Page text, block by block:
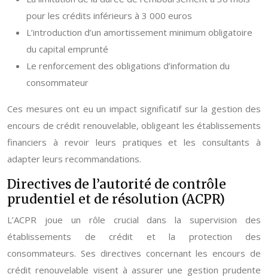
pour les crédits inférieurs à 3 000 euros
L’introduction d’un amortissement minimum obligatoire
du capital emprunté
Le renforcement des obligations d’information du
consommateur
Ces mesures ont eu un impact significatif sur la gestion des
encours de crédit renouvelable, obligeant les établissements
financiers à revoir leurs pratiques et les consultants à
adapter leurs recommandations.
Directives de l’autorité de contrôle
prudentiel et de résolution (ACPR)
L’ACPR joue un rôle crucial dans la supervision des
établissements de crédit et la protection des
consommateurs. Ses directives concernant les encours de
crédit renouvelable visent à assurer une gestion prudente